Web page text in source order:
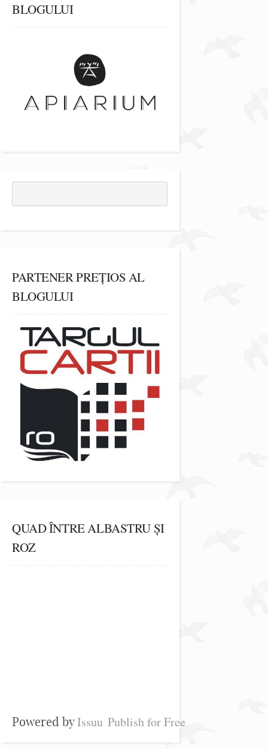
BLOGULUI
PARTENER PREȚIOS AL
BLOGULUI
QUAD ÎNTRE ALBASTRU ȘI
ROZ
Powered byIssuu Publish for Free